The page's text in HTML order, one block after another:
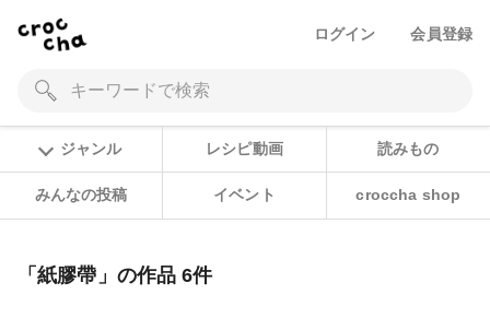
ログイン 会員登録
ジャンル レシピ動画 読みもの
みんなの投稿 イベント croccha shop
「紙膠帶」の作品 6件